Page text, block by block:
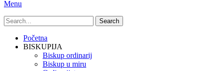
Menu
Search
for:
Primary
Menu
Skip
Početna
BISKUPIJA
Biskup ordinarij
Biskup u miru